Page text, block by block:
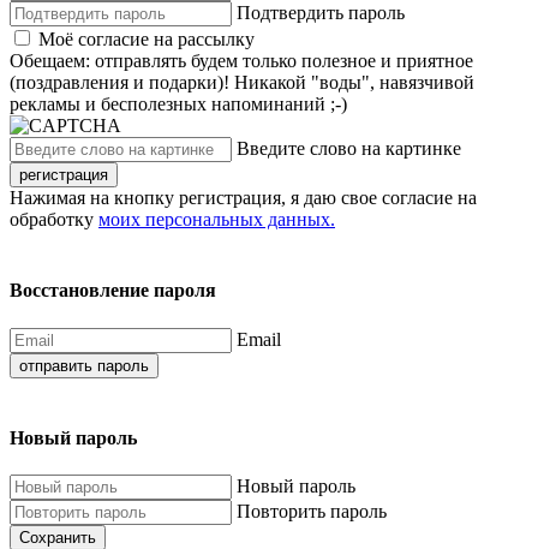
Подтвердить пароль
Моё согласие на рассылку
Обещаем: отправлять будем только полезное и приятное
(поздравления и подарки)! Никакой "воды", навязчивой
рекламы и бесполезных напоминаний ;-)
Введите слово на картинке
регистрация
Нажимая на кнопку регистрация, я даю свое согласие на
обработку моих персональных данных.
Восстановление пароля
Email
отправить пароль
Новый пароль
Новый пароль
Повторить пароль
Сохранить